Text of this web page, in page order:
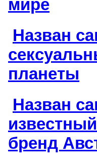
мире
Назван
планеты
Назван
бренд